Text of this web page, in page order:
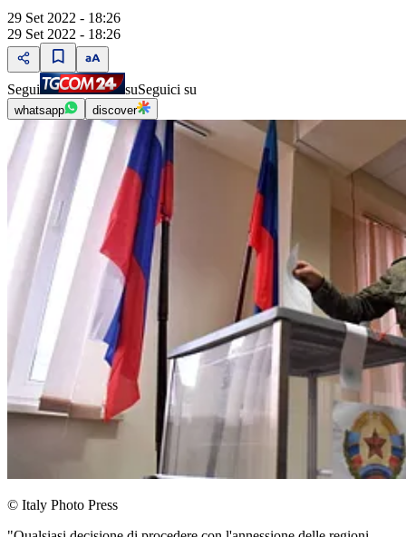
29 Set 2022 - 18:26
29 Set 2022 - 18:26
Segui suSeguici su
whatsapp discover
© Italy Photo Press